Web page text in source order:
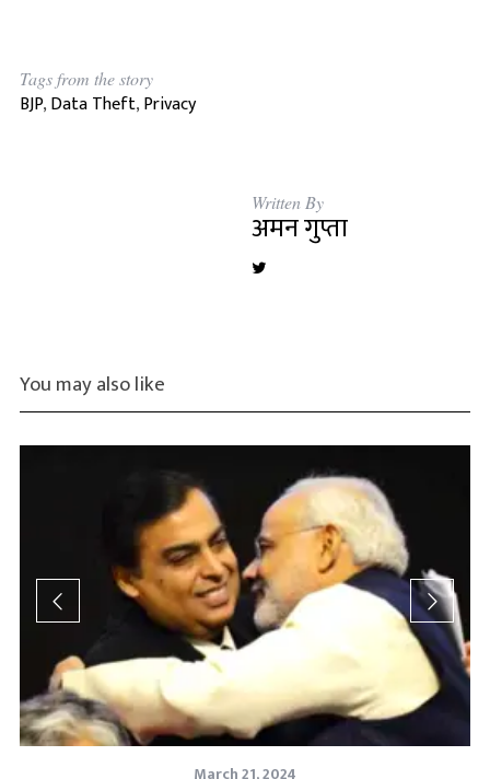
Tags from the story
BJP,Data Theft,Privacy
Written By
अमन गुप्ता
You may also like